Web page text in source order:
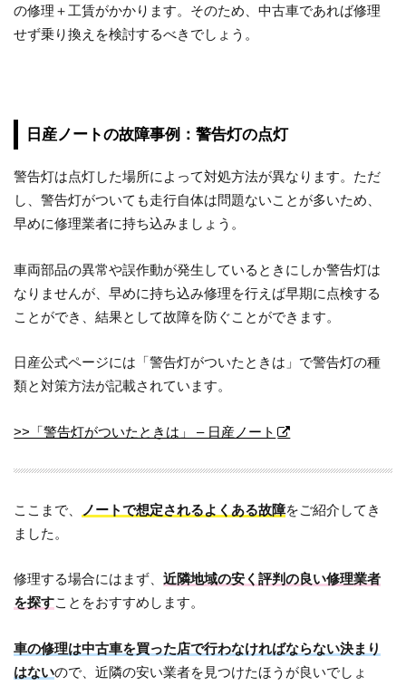
の修理＋工賃がかかります。そのため、中古車であれば修理
せず乗り換えを検討するべきでしょう。
日産ノートの故障事例：警告灯の点灯
警告灯は点灯した場所によって対処方法が異なります。ただ
し、警告灯がついても走行自体は問題ないことが多いため、
早めに修理業者に持ち込みましょう。
車両部品の異常や誤作動が発生しているときにしか警告灯は
なりませんが、早めに持ち込み修理を行えば早期に点検する
ことができ、結果として故障を防ぐことができます。
日産公式ページには「警告灯がついたときは」で警告灯の種
類と対策方法が記載されています。
>>「警告灯がついたときは」 – 日産ノート
ここまで、 ノートで想定されるよくある故障をご紹介してき
ました。
修理する場合にはまず、近隣地域の安く評判の良い修理業者
を探すことをおすすめします。
車の修理は中古車を買った店で行わなければならない決まり
はないので、近隣の安い業者を見つけたほうが良いでしょ